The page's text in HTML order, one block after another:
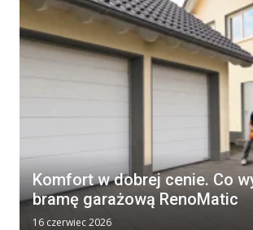
Komfort w dobrej cenie. Co
bramę garażową RenoMatic
16 czerwiec 2026